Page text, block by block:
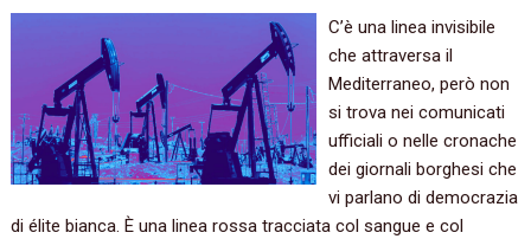
C’è una linea invisibile
che attraversa il
Mediterraneo, però non
si trova nei comunicati
ufficiali o nelle cronache
dei giornali borghesi che
vi parlano di democrazia
di élite bianca. È una linea rossa tracciata col sangue e col